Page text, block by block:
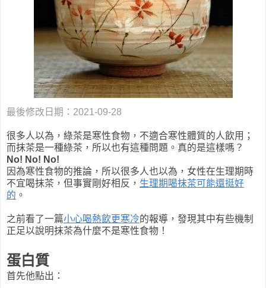
最後修改日期：2021-09-28
很多人以為，綠茶是寒性食物，不適合寒性體質的人飲用；
而抹茶是一種綠茶，所以也有這種問題。真的是這樣嗎？
No! No! No!
因為寒性食物的推論，所以很多人也以為，女性在生理期時
不宜喝抹茶，但事實剛好相反， 生理期喝抹茶可能還挺好
的 。
之前看了一篇小心喝熱飲更寒冷的報導，發現其中有些機制
正足以說明抹茶為什麼不是寒性食物！
蛋白質
首先他點出：